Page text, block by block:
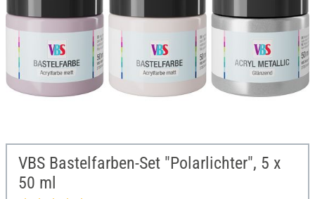
VBS Bastelfarben-Set "Polarlichter", 5 x
50 ml